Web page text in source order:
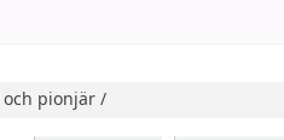
pionjär /